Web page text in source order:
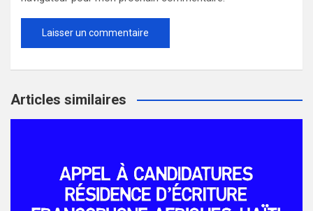
Articles similaires